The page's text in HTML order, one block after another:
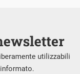
utilizzabili